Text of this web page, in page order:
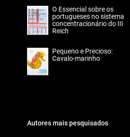
O Essencial sobre os
portugueses no sistema
concentracionário do III
Reich
Pequeno e Precioso:
Cavalo-marinho
Autores mais pesquisados